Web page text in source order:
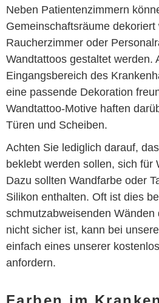
Neben Patientenzimmern
Gemeinschaftsräume dekoriert
Raucherzimmer oder
Wandtattoos gestaltet werden.
Eingangsbereich des
eine passende Dekoration
Wandtattoo-Motive haften
Türen und Scheiben.
Achten Sie lediglich darauf,
beklebt werden sollen, sich für
Dazu sollten Wandfarbe oder
Silikon enthalten. Oft ist dies
schmutzabweisenden Wänden
nicht sicher ist, kann bei
einfach eines unserer
anfordern.